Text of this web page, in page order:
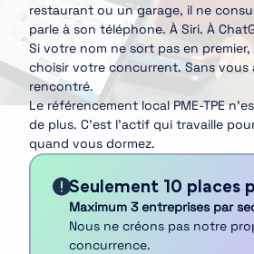
restaurant ou un garage, il ne
parle à son téléphone. À Siri. À
Si votre nom ne sort pas en
choisir votre concurrent. Sans vous
rencontré.
Le référencement local PME-TPE
de plus. C’est l’actif qui travaille
quand vous dormez.
Seulement 10 places
Maximum 3 entreprises par
Nous ne créons pas notre
concurrence.